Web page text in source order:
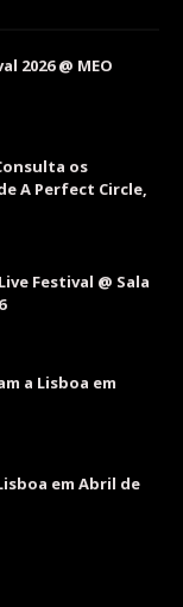
2026 @ MEO
os
A Perfect Circle,
Festival @ Sala
a Lisboa em
em Abril de